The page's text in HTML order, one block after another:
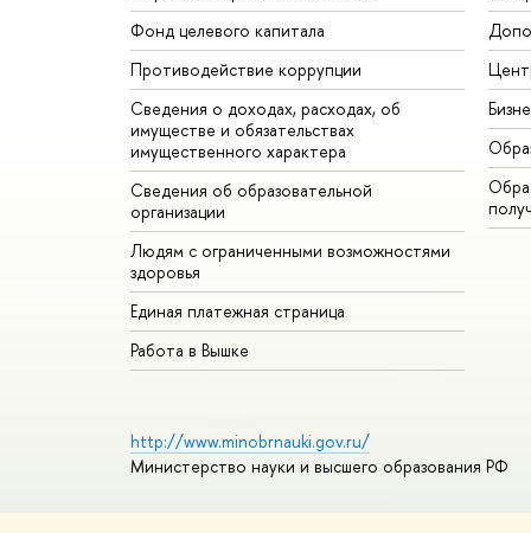
Фонд целевого капитала
Противодействие коррупции
Сведения о доходах, расходах, об
имуществе и обязательствах
имущественного характера
Сведения об образовательной
организации
Людям с ограниченными возможностями
здоровья
Единая платежная страница
Работа в Вышке
http://www.minobrnauki.gov.ru/
Министерство науки и высшего образования РФ